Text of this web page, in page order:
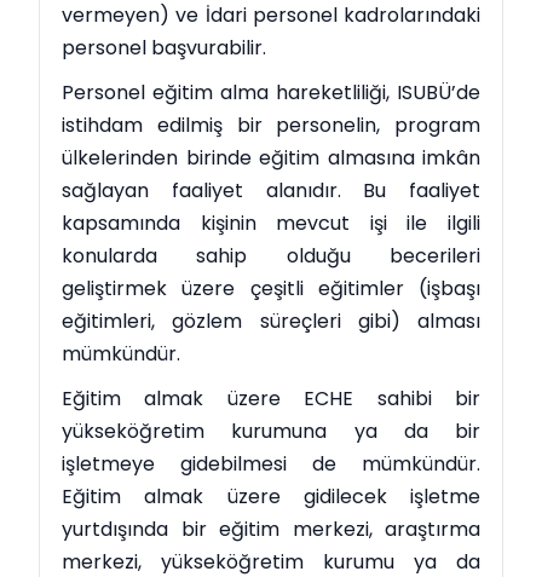
vermeyen) ve İdari personel kadrolarındaki
personel başvurabilir.
Personel eğitim alma hareketliliği, ISUBÜ’de
istihdam edilmiş bir personelin, program
ülkelerinden birinde eğitim almasına imkân
sağlayan faaliyet alanıdır. Bu faaliyet
kapsamında kişinin mevcut işi ile ilgili
konularda sahip olduğu becerileri
geliştirmek üzere çeşitli eğitimler (işbaşı
eğitimleri, gözlem süreçleri gibi) alması
mümkündür.
Eğitim almak üzere ECHE sahibi bir
yükseköğretim kurumuna ya da bir
işletmeye gidebilmesi de mümkündür.
Eğitim almak üzere gidilecek işletme
yurtdışında bir eğitim merkezi, araştırma
merkezi, yükseköğretim kurumu ya da